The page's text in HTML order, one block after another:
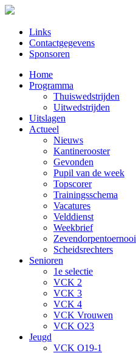
Links
Contactgegevens
Sponsoren
Home
Programma
Thuiswedstrijden
Uitwedstrijden
Uitslagen
Actueel
Nieuws
Kantinerooster
Gevonden
Pupil van de week
Topscorer
Trainingsschema
Vacatures
Velddienst
Weekbrief
Zevendorpentoernooi
Scheidsrechters
Senioren
1e selectie
VCK 2
VCK 3
VCK 4
VCK Vrouwen
VCK O23
Jeugd
VCK O19-1